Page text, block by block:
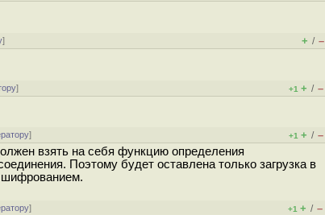
] + / –
] +1 + / –
] +1 + / –
взять на себя функцию определения
Поэтому будет оставлена только загрузка в
шифрованием.
] +1 + / –